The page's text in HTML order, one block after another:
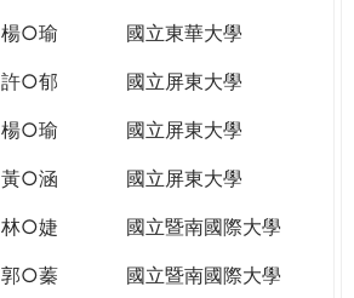
楊○瑜
國立東華大學
許○郁
國立屏東大學
楊○瑜
國立屏東大學
黃○涵
國立屏東大學
林○婕
國立暨南國際大學
郭○蓁
國立暨南國際大學